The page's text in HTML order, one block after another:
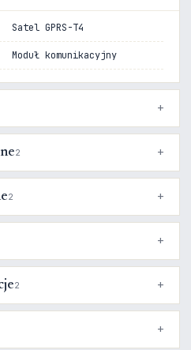
Satel GPRS-T4
Moduł komunikacyjny
2
2
2